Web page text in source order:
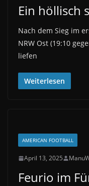
Ein höllisch
Nach dem Sieg im
NRW Ost (19:10
liefen
Weiterlesen
AMERICAN FOOTBALL
April 13, 2025
Feurio im